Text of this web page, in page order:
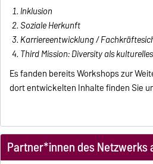
Inklusion
Soziale Herkunft
Karriereentwicklung /
Third Mission: Diversity als
Es fanden bereits Workshops zur
dort entwickelten Inhalte finden Sie
Partner*innen des Netzwerks